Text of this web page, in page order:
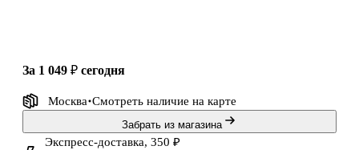
за 1 049 ₽ сегодня
Москва Смотреть наличие на карте
Забрать из магазина
Экспресс-доставка, 350 ₽